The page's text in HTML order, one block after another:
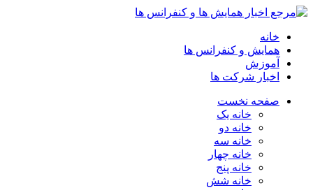
خانه
همایش و کنفرانس ها
آموزش
اخبار شرکت ها
صفحه نخست
خانه یک
خانه دو
خانه سه
خانه چهار
خانه پنج
خانه شش